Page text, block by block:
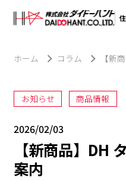
ホーム コラム 【新
お知らせ 商品情報
2026/02/03
【新商品】DH
案内